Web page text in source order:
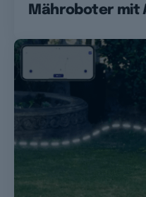
Mähroboter mit